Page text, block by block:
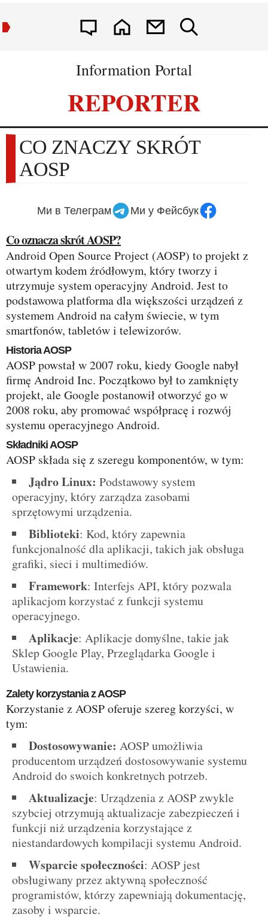
Information Portal
REPORTER
CO ZNACZY SKRÓT
AOSP
Ми в Телеграм Ми у Фейсбук
Co oznacza skrót AOSP?
Android Open Source Project (AOSP) to projekt z
otwartym kodem źródłowym, który tworzy i
utrzymuje system operacyjny Android. Jest to
podstawowa platforma dla większości urządzeń z
systemem Android na całym świecie, w tym
smartfonów, tabletów i telewizorów.
Historia AOSP
AOSP powstał w 2007 roku, kiedy Google nabył
firmę Android Inc. Początkowo był to zamknięty
projekt, ale Google postanowił otworzyć go w
2008 roku, aby promować współpracę i rozwój
systemu operacyjnego Android.
Składniki AOSP
AOSP składa się z szeregu komponentów, w tym:
Jądro Linux: Podstawowy system
operacyjny, który zarządza zasobami
sprzętowymi urządzenia.
Biblioteki: Kod, który zapewnia
funkcjonalność dla aplikacji, takich jak obsługa
grafiki, sieci i multimediów.
Framework: Interfejs API, który pozwala
aplikacjom korzystać z funkcji systemu
operacyjnego.
Aplikacje: Aplikacje domyślne, takie jak
Sklep Google Play, Przeglądarka Google i
Ustawienia.
Zalety korzystania z AOSP
Korzystanie z AOSP oferuje szereg korzyści, w
tym:
Dostosowywanie: AOSP umożliwia
producentom urządzeń dostosowywanie systemu
Android do swoich konkretnych potrzeb.
Aktualizacje: Urządzenia z AOSP zwykle
szybciej otrzymują aktualizacje zabezpieczeń i
funkcji niż urządzenia korzystające z
niestandardowych kompilacji systemu Android.
Wsparcie społeczności: AOSP jest
obsługiwany przez aktywną społeczność
programistów, którzy zapewniają dokumentację,
zasoby i wsparcie.